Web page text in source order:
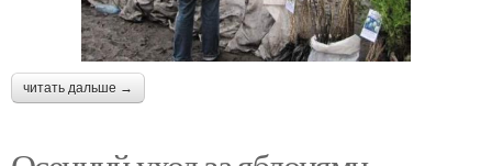
читать дальше →